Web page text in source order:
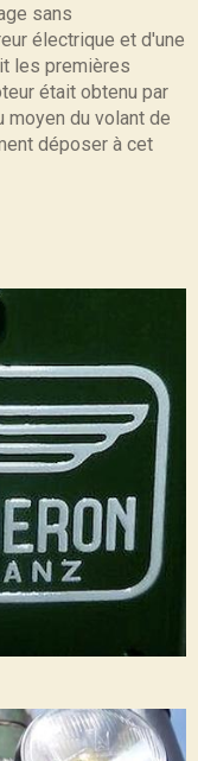
sans
électrique et d'une
les premières
était obtenu par
moyen du volant de
déposer à cet